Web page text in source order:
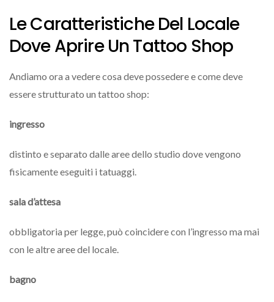
Le Caratteristiche Del Locale
Dove Aprire Un Tattoo Shop
Andiamo ora a vedere cosa deve possedere e come deve
essere strutturato un tattoo shop:
ingresso
distinto e separato dalle aree dello studio dove vengono
fisicamente eseguiti i tatuaggi.
sala d’attesa
obbligatoria per legge, può coincidere con l’ingresso ma mai
con le altre aree del locale.
bagno